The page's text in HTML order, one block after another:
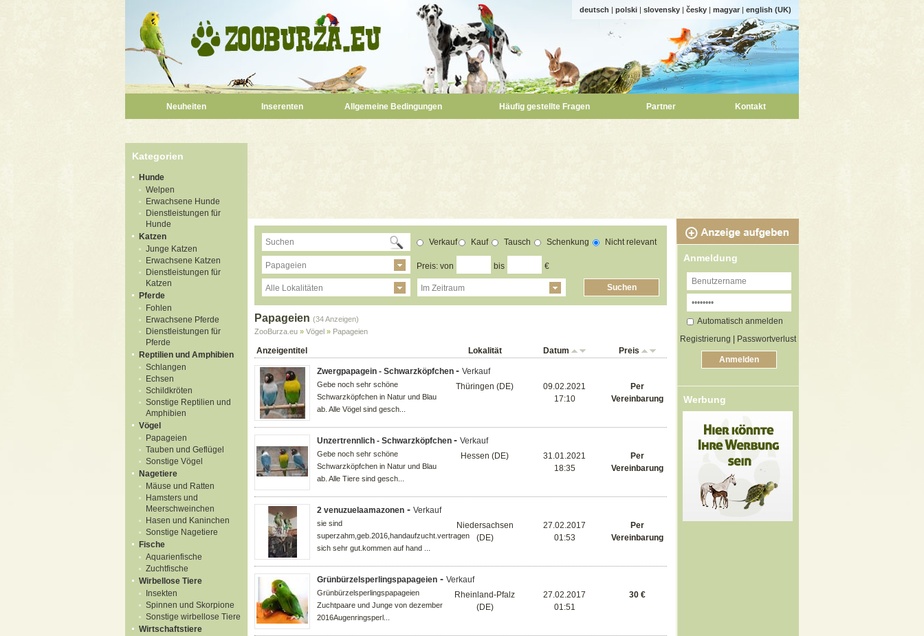
deutsch | polski | slovensky | česky | magyar | english (UK)
Neuheiten Inserenten Allgemeine Bedingungen Häufig gestellte Fragen Partner Kontakt
Kategorien
Hunde
Welpen
Erwachsene Hunde
Dienstleistungen für
Hunde
Katzen
Junge Katzen
Erwachsene Katzen
Dienstleistungen für
Katzen
Pferde
Fohlen
Erwachsene Pferde
Dienstleistungen für
Pferde
Reptilien und Amphibien
Schlangen
Echsen
Schildkröten
Sonstige Reptilien und
Amphibien
Vögel
Papageien
Tauben und Geflügel
Sonstige Vögel
Nagetiere
Mäuse und Ratten
Hamsters und
Meerschweinchen
Hasen und Kaninchen
Sonstige Nagetiere
Fische
Aquarienfische
Zuchtfische
Wirbellose Tiere
Insekten
Spinnen und Skorpione
Sonstige wirbellose Tiere
Wirtschaftstiere
Papageien
Alle Lokalitäten
Verkauf Kauf Tausch Schenkung Nicht relevant
Preis: von bis €
Im Zeitraum
Papageien (34 Anzeigen)
ZooBurza.eu » Vögel » Papageien
Anzeigentitel Preis
Datum
Lokalität
Zwergpapagein - Schwarzköpfchen - Verkauf
Gebe noch sehr schöne
Schwarzköpfchen in Natur und Blau
ab. Alle Vögel sind gesch...
Per
Vereinbarung
09.02.2021
17:10
Thüringen (DE)
Unzertrennlich - Schwarzköpfchen - Verkauf
Gebe noch sehr schöne
Schwarzköpfchen in Natur und Blau
ab. Alle Tiere sind gesch...
Per
Vereinbarung
31.01.2021
18:35
Hessen (DE)
2 venuzuelaamazonen - Verkauf
sie sind
superzahm,geb.2016,handaufzucht.vertragen
sich sehr gut.kommen auf hand ...
Per
Vereinbarung
27.02.2017
01:53
Niedersachsen
(DE)
Grünbürzelsperlingspapageien - Verkauf
Grünbürzelsperlingspapageien
Zuchtpaare und Junge von dezember
2016Augenringsperl...
30 €
27.02.2017
01:51
Rheinland-Pfalz
(DE)
Anmeldung
Automatisch anmelden
Registrierung
Passwortverlust
Werbung